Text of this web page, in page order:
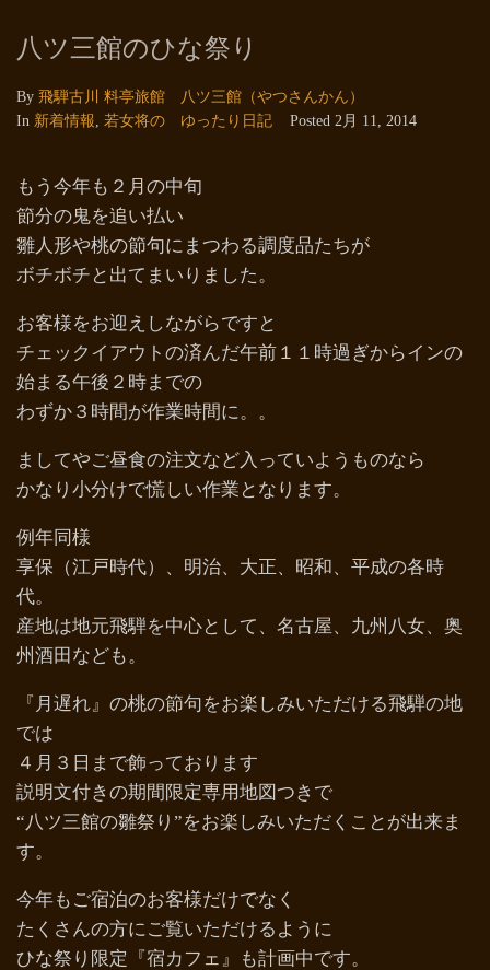
八ツ三館のひな祭り
By 飛騨古川 料亭旅館 八ツ三館（やつさんかん）
In 新着情報, 若女将の ゆったり日記 Posted 2月 11, 2014
もう今年も２月の中旬
節分の鬼を追い払い
雛人形や桃の節句にまつわる調度品たちが
ボチボチと出てまいりました。
お客様をお迎えしながらですと
チェックイアウトの済んだ午前１１時過ぎからインの
始まる午後２時までの
わずか３時間が作業時間に。。
ましてやご昼食の注文など入っていようものなら
かなり小分けで慌しい作業となります。
例年同様
享保（江戸時代）、明治、大正、昭和、平成の各時
代。
産地は地元飛騨を中心として、名古屋、九州八女、奥
州酒田なども。
『月遅れ』の桃の節句をお楽しみいただける飛騨の地
では
４月３日まで飾っております
説明文付きの期間限定専用地図つきで
“八ツ三館の雛祭り”をお楽しみいただくことが出来ま
す。
今年もご宿泊のお客様だけでなく
たくさんの方にご覧いただけるように
ひな祭り限定『宿カフェ』も計画中です。